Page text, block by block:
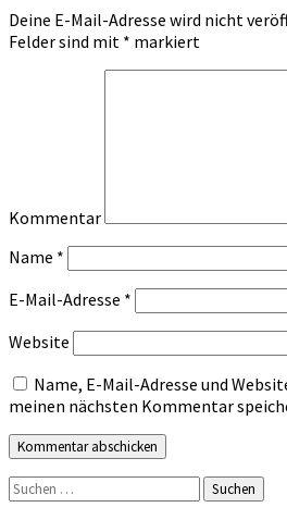
Deine E-Mail-Adresse wird nicht
Felder sind mit * markiert
Kommentar
Name *
E-Mail-Adresse *
Website
Name, E-Mail-Adresse und
meinen nächsten Kommentar
Suchen
nach: